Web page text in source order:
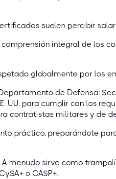
suelen percibir
integral de los
globalmente por los
de Defensa:
UU. para cumplir con los
contratistas militares y de
práctico, preparándote
menudo sirve como
o CASP+.